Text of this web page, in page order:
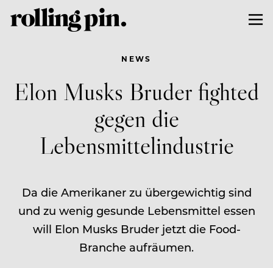
NEWS
Elon Musks Bruder fighted
gegen die
Lebensmittelindustrie
Da die Amerikaner zu übergewichtig sind
und zu wenig gesunde Lebensmittel essen
will Elon Musks Bruder jetzt die Food-
Branche aufräumen.